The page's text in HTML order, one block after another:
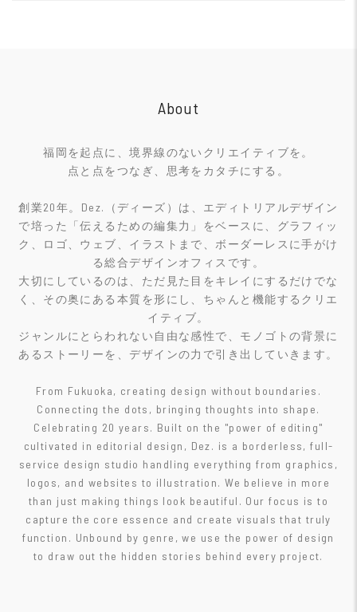
About
福岡を起点に、境界線のないクリエイティブを。
点と点をつなぎ、思考をカタチにする。
創業20年。Dez.（ディーズ）は、エディトリアルデザイン
で培った「伝えるための編集力」をベースに、グラフィッ
ク、ロゴ、ウェブ、イラストまで、ボーダーレスに手がけ
る総合デザインオフィスです。
大切にしているのは、ただ見た目をキレイにするだけでな
く、その奥にある本質を形にし、ちゃんと機能するクリエ
イティブ。
ジャンルにとらわれない自由な感性で、モノゴトの背景に
あるストーリーを、デザインの力で引き出していきます。
From Fukuoka, creating design without boundaries.
Connecting the dots, bringing thoughts into shape.
Celebrating 20 years. Built on the "power of editing"
cultivated in editorial design, Dez. is a borderless, full-
service design studio handling everything from graphics,
logos, and websites to illustration. We believe in more
than just making things look beautiful. Our focus is to
capture the core essence and create visuals that truly
function. Unbound by genre, we use the power of design
to draw out the hidden stories behind every project.